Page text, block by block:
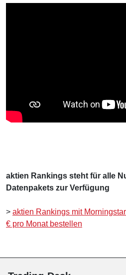
aktien Rankings steht für alle
Datenpakets zur Verfügung
> aktien Rankings mit
€ pro Monat bestellen